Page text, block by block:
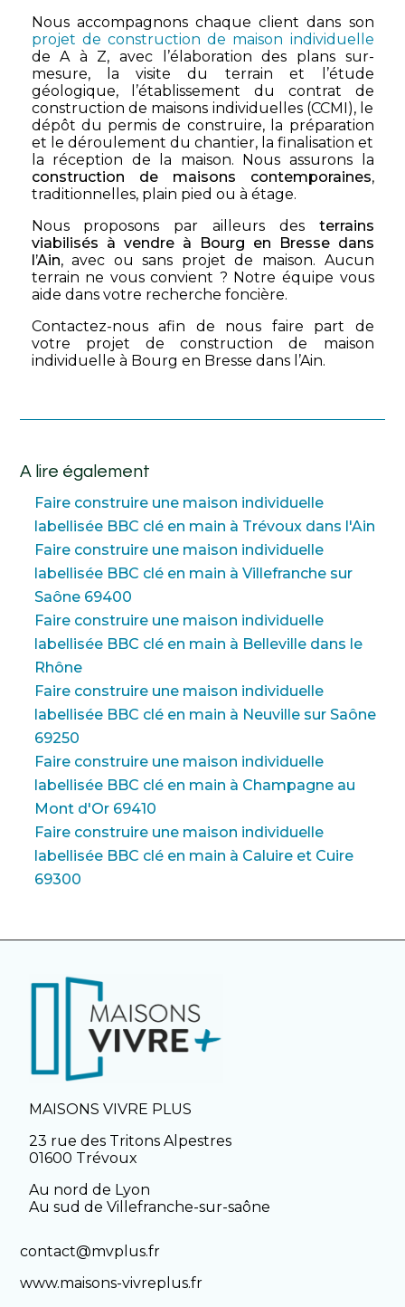
Nous accompagnons chaque client dans son
projet de construction de maison individuelle
de A à Z, avec l’élaboration des plans sur-
mesure, la visite du terrain et l’étude
géologique, l’établissement du contrat de
construction de maisons individuelles (CCMI), le
dépôt du permis de construire, la préparation
et le déroulement du chantier, la finalisation et
la réception de la maison. Nous assurons la
construction de maisons contemporaines,
traditionnelles, plain pied ou à étage.
Nous proposons par ailleurs des terrains
viabilisés à vendre à Bourg en Bresse dans
l’Ain, avec ou sans projet de maison. Aucun
terrain ne vous convient ? Notre équipe vous
aide dans votre recherche foncière.
Contactez-nous afin de nous faire part de
votre projet de construction de maison
individuelle à Bourg en Bresse dans l’Ain.
A lire également
Faire construire une maison individuelle
labellisée BBC clé en main à Trévoux dans l'Ain
Faire construire une maison individuelle
labellisée BBC clé en main à Villefranche sur
Saône 69400
Faire construire une maison individuelle
labellisée BBC clé en main à Belleville dans le
Rhône
Faire construire une maison individuelle
labellisée BBC clé en main à Neuville sur Saône
69250
Faire construire une maison individuelle
labellisée BBC clé en main à Champagne au
Mont d'Or 69410
Faire construire une maison individuelle
labellisée BBC clé en main à Caluire et Cuire
69300
MAISONS VIVRE PLUS
23 rue des Tritons Alpestres
01600 Trévoux
Au nord de Lyon
Au sud de Villefranche-sur-saône
contact@mvplus.fr
www.maisons-vivreplus.fr